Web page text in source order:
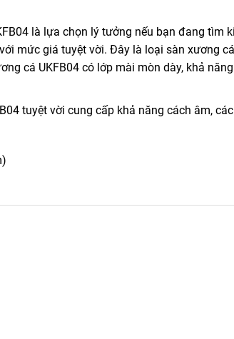
là lựa chọn lý tưởng nếu bạn đang tìm
mức giá tuyệt vời. Đây là loại sàn xương
cá UKFB04 có lớp mài mòn dày, khả
tuyệt vời cung cấp khả năng cách âm,